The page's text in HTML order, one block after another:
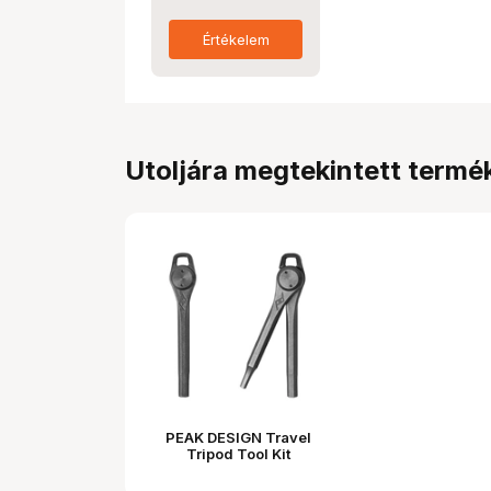
Értékelem
Utoljára megtekintett
PEAK DESIGN Travel
Tripod Tool Kit